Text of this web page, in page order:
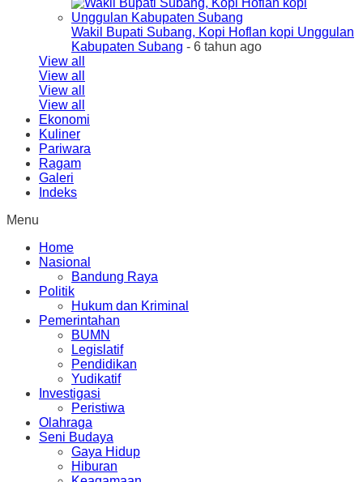
Wakil Bupati Subang, Kopi Hoflan kopi Unggulan
Kabupaten Subang - 6 tahun ago
View all
View all
View all
View all
Ekonomi
Kuliner
Pariwara
Ragam
Galeri
Indeks
Menu
Home
Nasional
Bandung Raya
Politik
Hukum dan Kriminal
Pemerintahan
BUMN
Legislatif
Pendidikan
Yudikatif
Investigasi
Peristiwa
Olahraga
Seni Budaya
Gaya Hidup
Hiburan